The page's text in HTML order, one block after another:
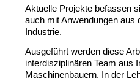
Aktuelle Projekte befassen
auch mit Anwendungen aus
Industrie.
Ausgeführt werden diese
interdisziplinären Team aus
Maschinenbauern. In der